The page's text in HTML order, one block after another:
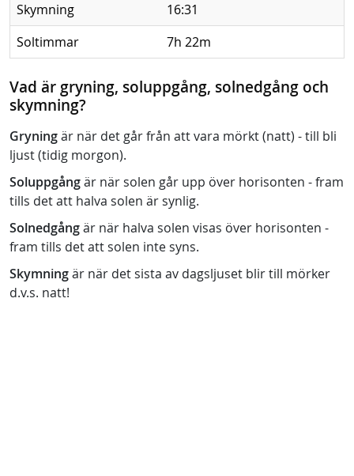
Skymning
16:31
Soltimmar
7h 22m
Vad är gryning, soluppgång, solnedgång och
skymning?
Gryningär när det går från att vara mörkt (natt) - till bli
ljust (tidig morgon).
Soluppgångär när solen går upp över horisonten - fram
tills det att halva solen är synlig.
Solnedgångär när halva solen visas över horisonten -
fram tills det att solen inte syns.
Skymningär när det sista av dagsljuset blir till mörker
d.v.s. natt!